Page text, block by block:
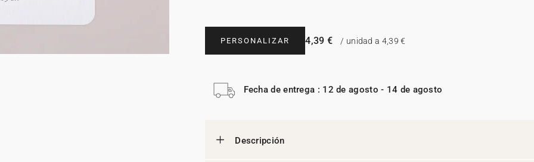
PERSONALIZAR 4,39 € / unidad a 4,39 €
Fecha de entrega : 12 de agosto - 14 de agosto
Descripción